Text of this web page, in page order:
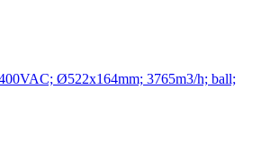
Ø522x164mm; 3765m3/h; ball;